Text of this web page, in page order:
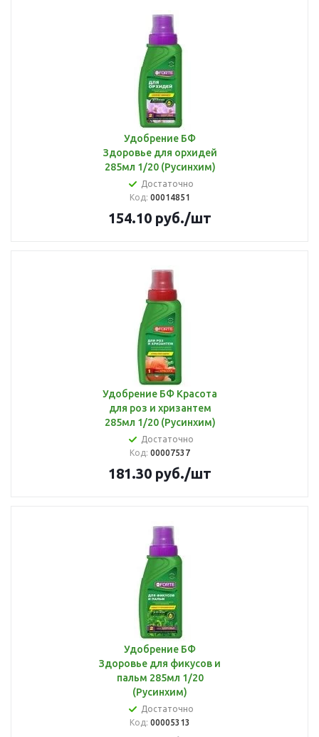
Удобрение БФ
Здоровье для орхидей
285мл 1/20 (Русинхим)
Достаточно
Код: 00014851
154.10 руб./шт
Удобрение БФ Красота
для роз и хризантем
285мл 1/20 (Русинхим)
Достаточно
Код: 00007537
181.30 руб./шт
Удобрение БФ
Здоровье для фикусов и
пальм 285мл 1/20
(Русинхим)
Достаточно
Код: 00005313